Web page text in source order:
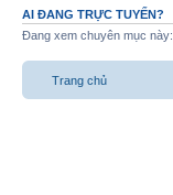
AI ĐANG TRỰC TUYẾN?
Đang xem chuyên mục này:
Trang chủ